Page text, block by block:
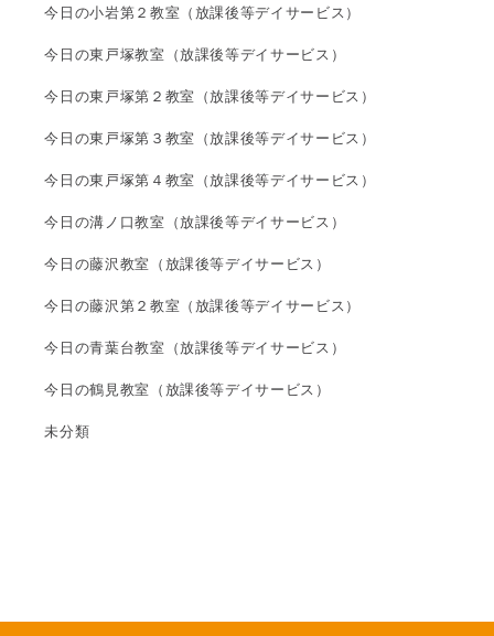
今日の小岩第２教室（放課後等デイサービス）
今日の東戸塚教室（放課後等デイサービス）
今日の東戸塚第２教室（放課後等デイサービス）
今日の東戸塚第３教室（放課後等デイサービス）
今日の東戸塚第４教室（放課後等デイサービス）
今日の溝ノ口教室（放課後等デイサービス）
今日の藤沢教室（放課後等デイサービス）
今日の藤沢第２教室（放課後等デイサービス）
今日の青葉台教室（放課後等デイサービス）
今日の鶴見教室（放課後等デイサービス）
未分類